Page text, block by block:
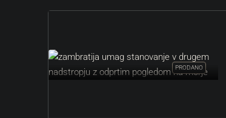
PRODANO